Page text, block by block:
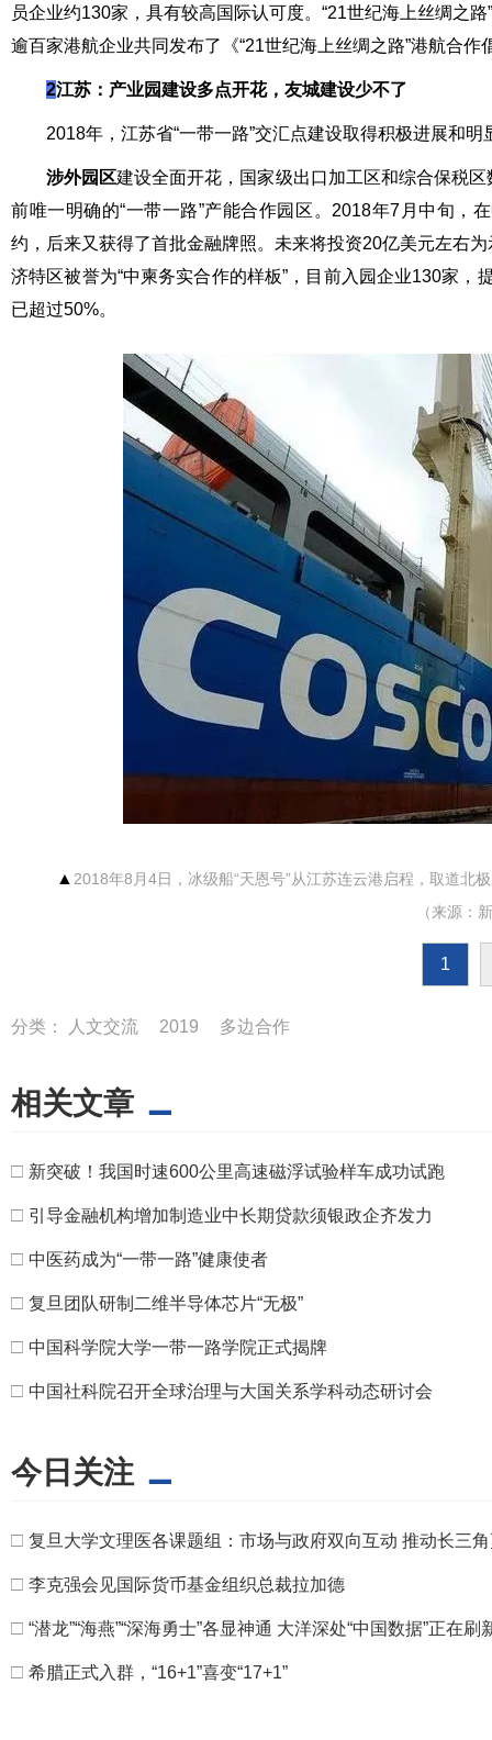
员企业约130家，具有较高国际认可度。“21世纪海上丝绸之
逾百家港航企业共同发布了《“21世纪海上丝绸之路”港航合作
2江苏：产业园建设多点开花，友城建设少不了
2018年，江苏省“一带一路”交汇点建设取得积极进展和明
涉外园区建设全面开花，国家级出口加工区和综合保税
前唯一明确的“一带一路”产能合作园区。2018年7月中旬，
约，后来又获得了首批金融牌照。未来将投资20亿美元左右
济特区被誉为“中柬务实合作的样板”，目前入园企业130家
已超过50%。
▲2018年8月4日，冰级船“天恩号”从江苏连云港启程，取道北
（来源：
1
分类： 人文交流 2019 多边合作
相关文章
□ 新突破！我国时速600公里高速磁浮试验样车成功试跑
□ 引导金融机构增加制造业中长期贷款须银政企齐发力
□ 中医药成为“一带一路”健康使者
□ 复旦团队研制二维半导体芯片“无极”
□ 中国科学院大学一带一路学院正式揭牌
□ 中国社科院召开全球治理与大国关系学科动态研讨会
今日关注
□ 复旦大学文理医各课题组：市场与政府双向互动 推动长三
□ 李克强会见国际货币基金组织总裁拉加德
□ “潜龙”“海燕”“深海勇士”各显神通 大洋深处“中国数据”正在刷
□ 希腊正式入群，“16+1”喜变“17+1”